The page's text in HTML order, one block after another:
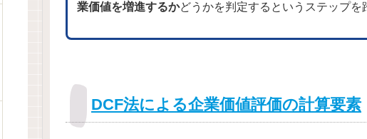
業価値を増進するかどうかを判定するというステップを
DCF法による企業価値評価の計算要素